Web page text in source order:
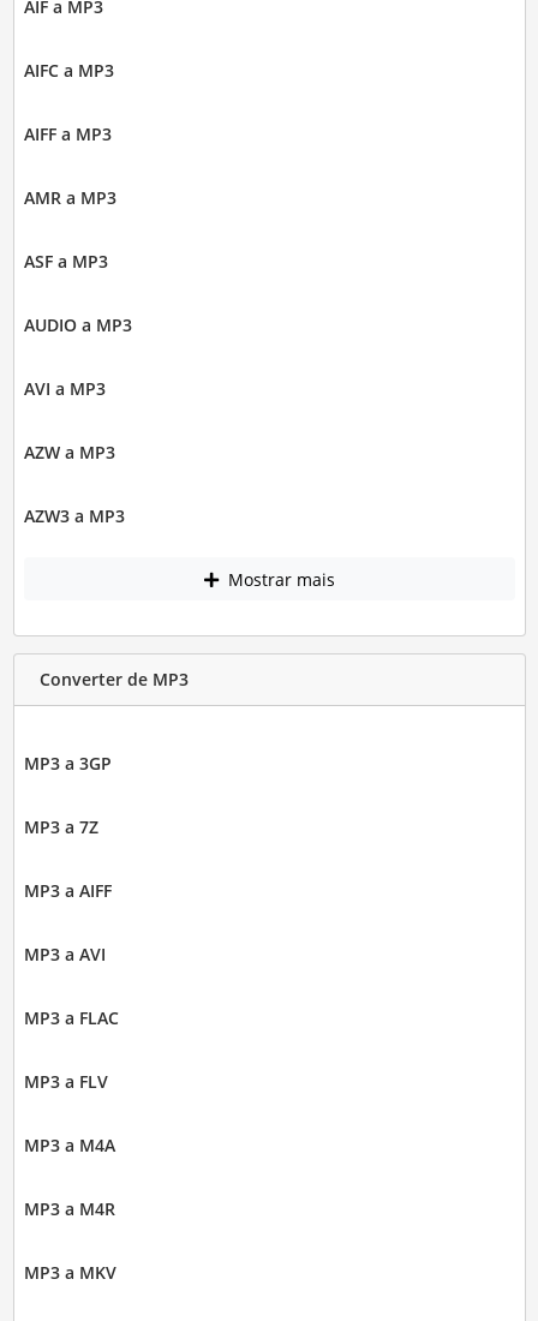
AIF a MP3
AIFC a MP3
AIFF a MP3
AMR a MP3
ASF a MP3
AUDIO a MP3
AVI a MP3
AZW a MP3
AZW3 a MP3
Mostrar mais
Converter de MP3
MP3 a 3GP
MP3 a 7Z
MP3 a AIFF
MP3 a AVI
MP3 a FLAC
MP3 a FLV
MP3 a M4A
MP3 a M4R
MP3 a MKV